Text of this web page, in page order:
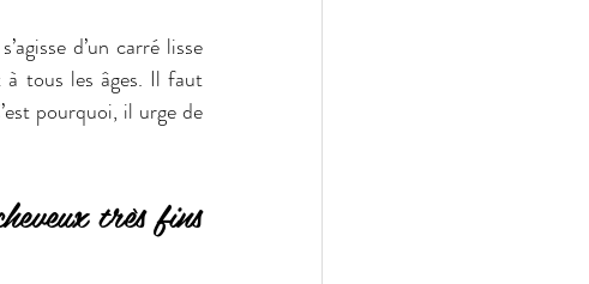
d’un carré lisse
à tous les âges. Il faut
pourquoi, il urge de
très fins